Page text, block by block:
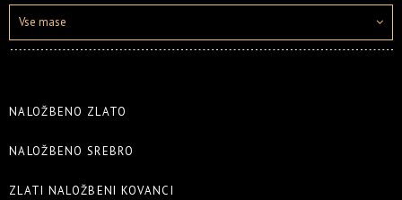
Vse mase
NALOŽBENO ZLATO
NALOŽBENO SREBRO
ZLATI NALOŽBENI KOVANCI